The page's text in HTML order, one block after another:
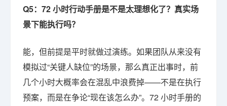
Q5：72 小时行动手册是不是太理想化了？真实场
景下能执行吗？
能，但前提是平时就做过演练。如果团队从来没有
模拟过“关键人缺位”的场景，那么真正出事时，前
几个小时大概率会在混乱中浪费掉——不是在执行
预案，而是在争论“现在该怎么办”。72 小时手册的